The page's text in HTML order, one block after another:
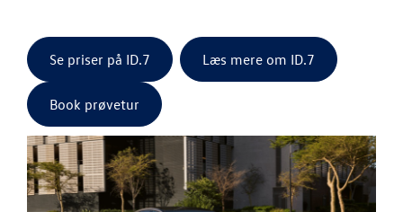
Se priser på ID.7 Læs mere om ID.7
Book prøvetur